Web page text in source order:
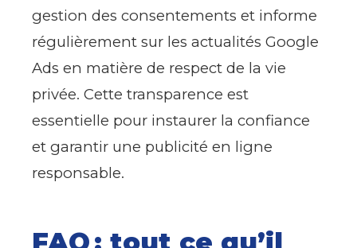
gestion des consentements et informe
régulièrement sur les actualités Google
Ads en matière de respect de la vie
privée. Cette transparence est
essentielle pour instaurer la confiance
et garantir une publicité en ligne
responsable.